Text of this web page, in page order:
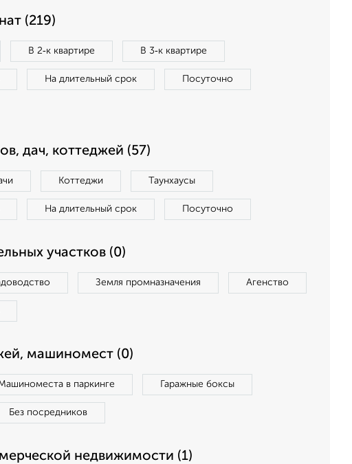
(219)
В 2‑к квартире В 3‑к квартире
На длительный срок Посуточно
дач, коттеджей (57)
Коттеджи Таунхаусы
На длительный срок Посуточно
участков (0)
Земля промназначения Агенство
машиномест (0)
в паркинге Гаражные боксы
Без посредников
недвижимости (1)